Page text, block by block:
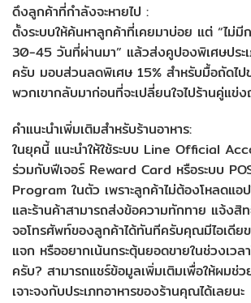
ดึงลูกค้าที่กำลังจะหายไป :
ตั้งระบบให้ค้นหาลูกค้าที่เคยมาบ่อย แต่ “ไม่มี
30-45 วันที่ผ่านมา” แล้วส่งคูปองพิเศษประ
ครับ มอบส่วนลดพิเศษ 15% สำหรับมื้อถัดไ
พวกเขากลับมาก่อนที่จะเปลี่ยนใจไปร้านคู่แข่ง
คำแนะนำเพิ่มเติมสำหรับร้านอาหาร:
ในยุคนี้ แนะนำให้ใช้ระบบ Line Official
ร่วมกับฟีเจอร์ Reward Card หรือระบบ
Program ในตัว เพราะลูกค้าไม่ต้องโหลดแอ
และร้านค้าสามารถส่งข้อความทักทาย แจ้งสิ
จอโทรศัพท์ของลูกค้าได้ทันทีครับคุณมีไอเดีย
แจก หรืออยากเน้นกระตุ้นยอดขายในช่วงเวล
ครับ? สามารถแชร์ข้อมูลเพิ่มเติมเพื่อให้ผมช่
เจาะจงกับประเภทอาหารของร้านคุณได้เลยนะ